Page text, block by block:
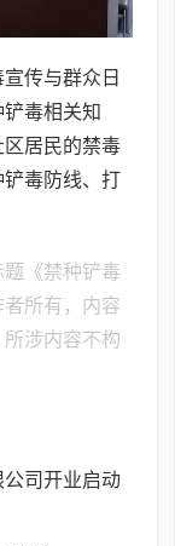
传与群众日
毒相关知
居民的禁毒
毒防线、打
《禁种铲毒
所有，内容
涉内容不构
司开业启动